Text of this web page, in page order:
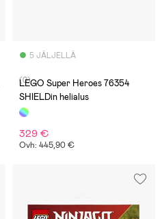
5 JÄLJELLÄ
(0)
LEGO Super Heroes 76354
SHIELDin helialus
329 €
Ovh: 445,90 €